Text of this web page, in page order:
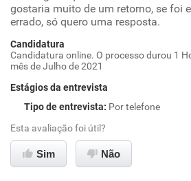
gostaria muito de um retorno, se foi
errado, só quero uma resposta.
Candidatura
Candidatura online. O processo durou 1
mês de Julho de 2021
Estágios da entrevista
Tipo de entrevista: Por telefone
Esta avaliação foi útil?
Sim Não